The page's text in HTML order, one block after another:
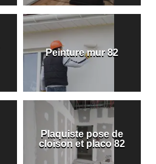
Peinture mur 82
Plaquiste pose de
cloison et placo 82